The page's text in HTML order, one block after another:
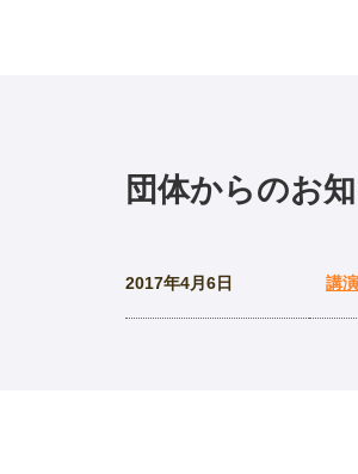
団体からのお
2017年4月6日 講